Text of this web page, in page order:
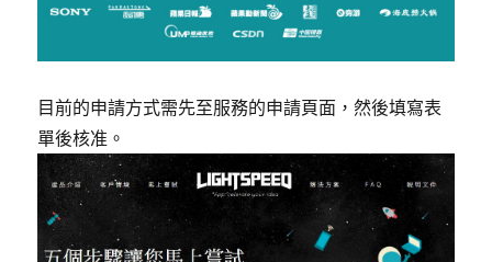
目前的申請方式需先至服務的申請頁面，然後填寫表
單後核准。